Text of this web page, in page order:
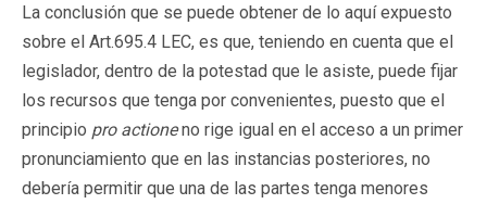
La conclusión que se puede obtener de lo aquí expuesto
sobre el Art.695.4 LEC, es que, teniendo en cuenta que el
legislador, dentro de la potestad que le asiste, puede fijar
los recursos que tenga por convenientes, puesto que el
principio pro actioneno rige igual en el acceso a un primer
pronunciamiento que en las instancias posteriores, no
debería permitir que una de las partes tenga menores